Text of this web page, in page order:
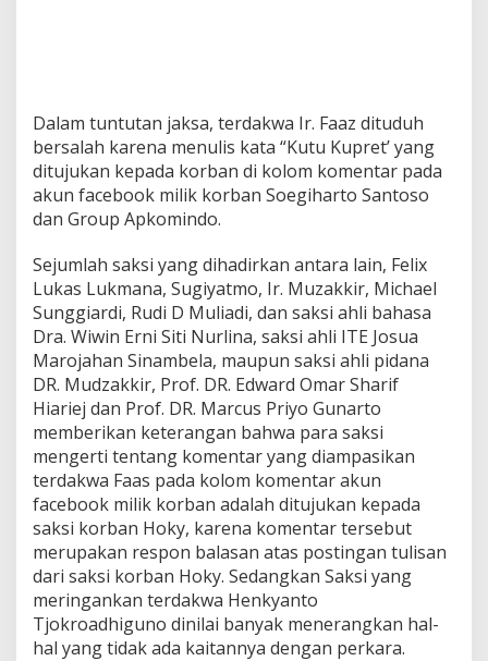
Dalam tuntutan jaksa, terdakwa Ir. Faaz dituduh
bersalah karena menulis kata “Kutu Kupret’ yang
ditujukan kepada korban di kolom komentar pada
akun facebook milik korban Soegiharto Santoso
dan Group Apkomindo.
Sejumlah saksi yang dihadirkan antara lain, Felix
Lukas Lukmana, Sugiyatmo, Ir. Muzakkir, Michael
Sunggiardi, Rudi D Muliadi, dan saksi ahli bahasa
Dra. Wiwin Erni Siti Nurlina, saksi ahli ITE Josua
Marojahan Sinambela, maupun saksi ahli pidana
DR. Mudzakkir, Prof. DR. Edward Omar Sharif
Hiariej dan Prof. DR. Marcus Priyo Gunarto
memberikan keterangan bahwa para saksi
mengerti tentang komentar yang diampasikan
terdakwa Faas pada kolom komentar akun
facebook milik korban adalah ditujukan kepada
saksi korban Hoky, karena komentar tersebut
merupakan respon balasan atas postingan tulisan
dari saksi korban Hoky. Sedangkan Saksi yang
meringankan terdakwa Henkyanto
Tjokroadhiguno dinilai banyak menerangkan hal-
hal yang tidak ada kaitannya dengan perkara.